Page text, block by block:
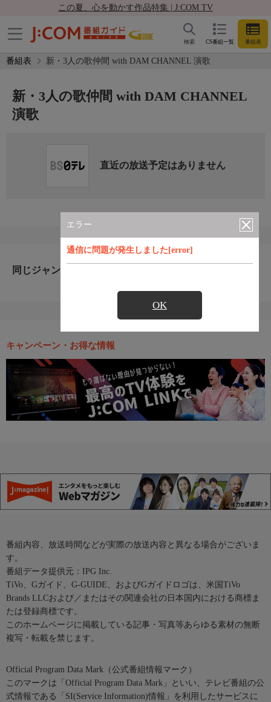
この夏、心を動かす作品特集 | J:COM TV
CS番組一覧 番組表
検索
番組表 新・3人の歌仲間 with DAM CHANNEL 演歌
エラー
通信に問題が発生しました[error]
OK
新・3人の歌仲間 with DAM CHANNEL
演歌
直近の放送予定はありません
同じジャンルのおすすめ番組
キャンペーン・お得な情報
番組内容、放送時間などが実際の放送内容と異なる場合がございま
す。
番組データ提供元：IPG Inc.
TiVo、Gガイド、G-GUIDE、およびGガイドロゴは、米国TiVo
Brands LLCおよび／またはその関連会社の日本国内における商標ま
たは登録商標です。
このホームページに掲載している記事・写真等あらゆる素材の無断
複写・転載を禁じます。
Official Program Data Mark（公式番組情報マーク）
このマークは「Official Program Data Mark」といい、テレビ番組の公
式情報である「SI(Service Information)情報」を利用したサービスに